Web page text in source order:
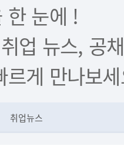
한 눈에 !
업 뉴스, 공
르게 만나보
취업뉴스